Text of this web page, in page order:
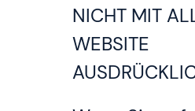
NICHT MIT
WEBSITE